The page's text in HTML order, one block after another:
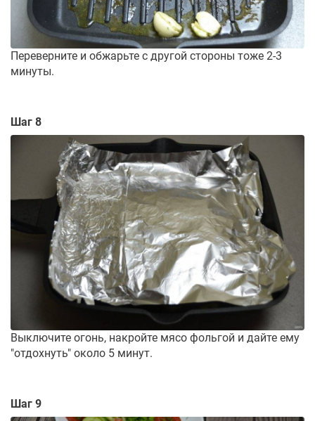
Переверните и обжарьте с другой стороны тоже 2-3
минуты.
Шаг 8
Выключите огонь, накройте мясо фольгой и дайте ему
"отдохнуть" около 5 минут.
Шаг 9